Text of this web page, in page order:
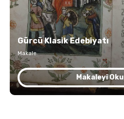
Gürcü Klasik Edebiyatı
Makale
Makaleyi Oku